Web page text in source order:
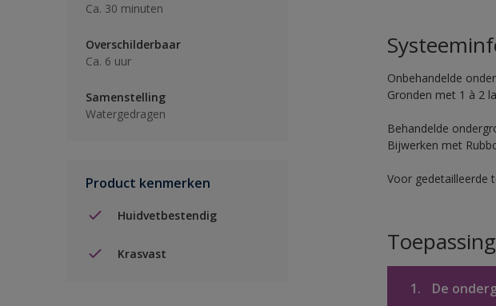
Ca. 30 minuten
Overschilderbaar
Ca. 6 uur
Samenstelling
Watergedragen
Product kenmerken
Huidvetbestendig
Krasvast
Onbehandelde
Gronden met 1 à 2
Behandelde
Bijwerken met
Voor gedetailleerde
1. De